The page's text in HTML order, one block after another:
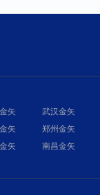
矢
武汉金矢
矢
郑州金矢
矢
南昌金矢